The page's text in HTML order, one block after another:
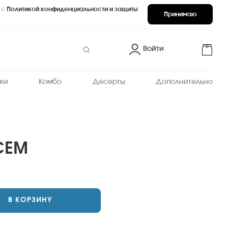
Принимаю
с Политикой конфиденциальности и защиты
Войти
Комбо Десерты Дополнительно
В КОРЗИНУ